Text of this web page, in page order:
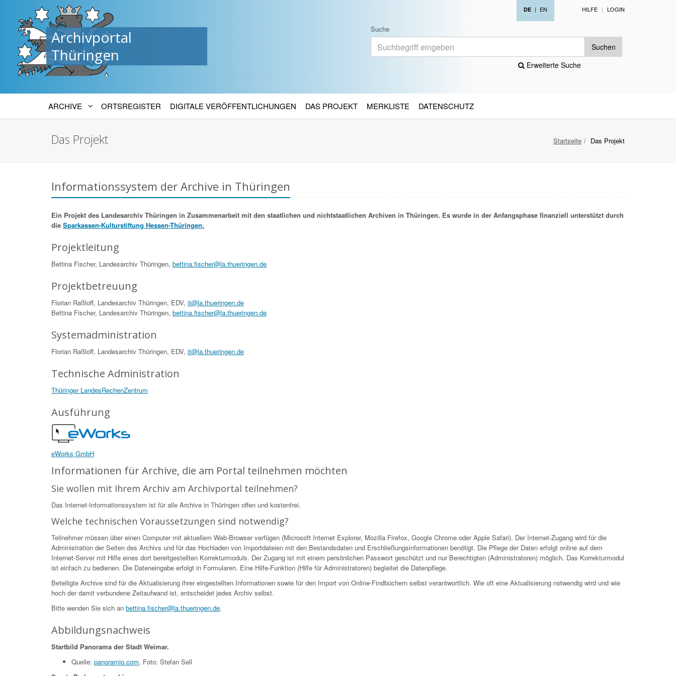
Archivportal
Thüringen
DE | EN HILFE LOGIN
Suche
Suchen
Erweiterte Suche
ARCHIVE ORTSREGISTER DIGITALE VERÖFFENTLICHUNGEN DAS PROJEKT MERKLISTE DATENSCHUTZ
Startseite Das Projekt
Das Projekt
Informationssystem der Archive in Thüringen
Ein Projekt des Landesarchiv Thüringen in Zusammenarbeit mit den staatlichen und nichtstaatlichen Archiven in Thüringen. Es wurde in der Anfangsphase finanziell unterstützt durch
die Sparkassen-Kulturstiftung Hessen-Thüringen.
Projektleitung
Bettina Fischer, Landesarchiv Thüringen, bettina.fischer@la.thueringen.de
Projektbetreuung
Florian Raßloff, Landesarchiv Thüringen, EDV, it@la.thueringen.de
Bettina Fischer, Landesarchiv Thüringen, bettina.fischer@la.thueringen.de
Systemadministration
Florian Raßloff, Landesarchiv Thüringen, EDV, it@la.thueringen.de
Technische Administration
Thüringer LandesRechenZentrum
Ausführung
eWorks GmbH
Informationen für Archive, die am Portal teilnehmen möchten
Sie wollen mit Ihrem Archiv am Archivportal teilnehmen?
Das Internet-Informationssystem ist für alle Archive in Thüringen offen und kostenfrei.
Welche technischen Voraussetzungen sind notwendig?
Teilnehmer müssen über einen Computer mit aktuellem Web-Browser verfügen (Microsoft Internet Explorer, Mozilla Firefox, Google Chrome oder Apple Safari). Der Internet-Zugang wird für die
Administration der Seiten des Archivs und für das Hochladen von Importdateien mit den Bestandsdaten und Erschließungsinformationen benötigt. Die Pflege der Daten erfolgt online auf dem
Internet-Server mit Hilfe eines dort bereitgestellten Korrekturmoduls. Der Zugang ist mit einem persönlichen Passwort geschützt und nur Berechtigten (Administratoren) möglich. Das Korrekturmodul
ist einfach zu bedienen. Die Dateneingabe erfolgt in Formularen. Eine Hilfe-Funktion (Hilfe für Administratoren) begleitet die Datenpflege.
Beteiligte Archive sind für die Aktualisierung ihrer eingestellten Informationen sowie für den Import von Online-Findbüchern selbst verantwortlich. Wie oft eine Aktualisierung notwendig wird und wie
hoch der damit verbundene Zeitaufwand ist, entscheidet jedes Archiv selbst.
Bitte wenden Sie sich an bettina.fischer@la.thueringen.de.
Abbildungsnachweis
Startbild Panorama der Stadt Weimar.
Quelle: panoramio.com, Foto: Stefan Sell